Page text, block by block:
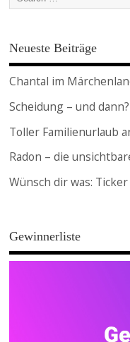
Neueste Beiträge
Chantal im
Scheidung – und
Toller Familienurlaub
Radon – die
Wünsch dir was:
Gewinnerliste